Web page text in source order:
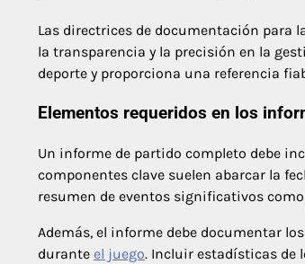
Las directrices de documentación para
la transparencia y la precisión en la
deporte y proporciona una referencia
Elementos requeridos en los
Un informe de partido completo debe
componentes clave suelen abarcar la
resumen de eventos significativos
Además, el informe debe documentar
durante el juego. Incluir estadísticas de